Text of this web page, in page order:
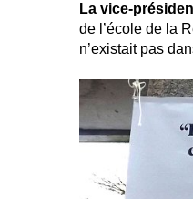
La vice-
de l’école de la
n’existait pas